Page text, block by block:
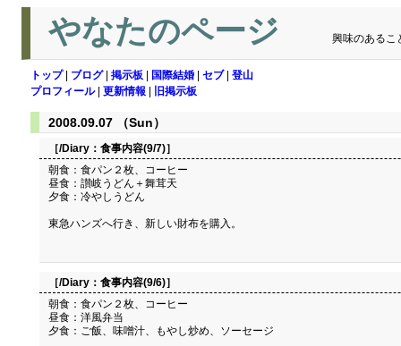
やなたのページ 興味のあるこ
トップ| ブログ| 掲示板 国際結婚 セブ| 登山
プロフィール| 更新情報 旧掲示板
2008.09.07 （Sun）
［/Diary： 食事内容(9/7)］
朝食：食パン２枚、コーヒー
昼食：讃岐うどん＋舞茸天
夕食：冷やしうどん
東急ハンズへ行き、新しい財布を購入。
［/Diary： 食事内容(9/6)］
朝食：食パン２枚、コーヒー
昼食：洋風弁当
夕食：ご飯、味噌汁、もやし炒め、ソーセージ